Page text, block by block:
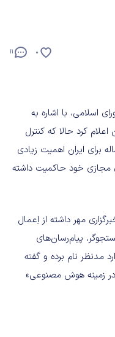
11 0
۹۰ مجلس شورای اسلامی، با اشاره به
ایران و چین اعلام کرد حالا که کنترل
ایران اهمیت زیادی
مجازی خود حاکمیت داشته
مهر داشته از اِعمال
پیام‌‌رسان‌های
مدنظر نام برده و گفته
زمینه هوش مصنوعی»